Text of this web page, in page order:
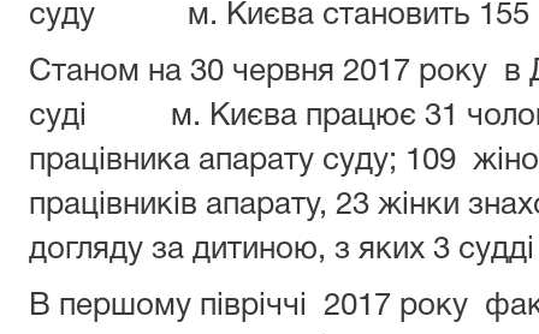
суду м. Києва становить 155
Станом на 30 червня 2017 року в
суді м. Києва працює 31
працівника апарату суду; 109
працівників апарату, 23 жінки
догляду за дитиною, з яких 3
В першому півріччі 2017 року